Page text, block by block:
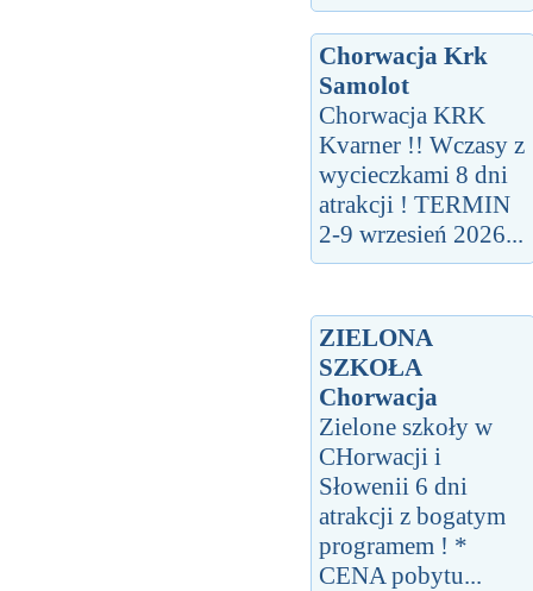
Chorwacja Krk
Samolot
Chorwacja KRK
Kvarner !! Wczasy z
wycieczkami 8 dni
atrakcji ! TERMIN
2-9 wrzesień 2026...
ZIELONA
SZKOŁA
Chorwacja
Zielone szkoły w
CHorwacji i
Słowenii 6 dni
atrakcji z bogatym
programem ! *
CENA pobytu...